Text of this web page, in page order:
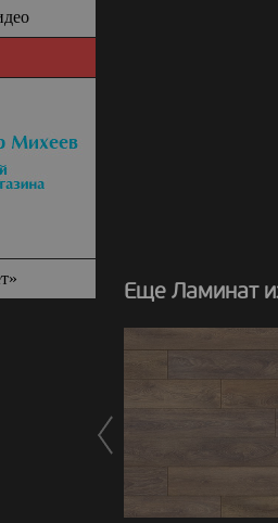
Еще Ламинат